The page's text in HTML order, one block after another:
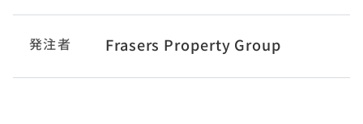
発注者 Frasers Property Group